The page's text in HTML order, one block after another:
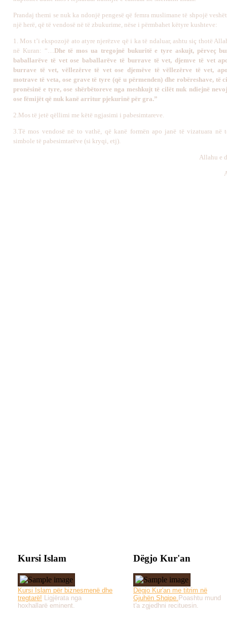
Prandaj themi se nuk ka ndonjë pengesë që femra muslimane të shpojë
një herë, që të vendosë në të zbukurime, nëse i përmbahet këtyre kushteve:
1. Mos t’i ekspozojë ato atyre njerëzve që i ka të ndaluar, ashtu siç thotë
në Kuran: “…Dhe të mos ua tregojnë bukuritë e tyre askujt, përveç
baballarëve të vet ose baballarëve të burrave të vet, djemve të vet
burrave të vet, vëllezërve të vet ose djemëve të vëllezërve të vet,
motrave të veta, ose grave të tyre (që u përmenden) dhe robëreshave, të
pronësinë e tyre, ose shërbëtoreve nga meshkujt të cilët nuk ndiejnë
ose fëmijët që nuk kanë arritur pjekurinë për gra.”
2.Mos të jetë qëllimi me këtë ngjasimi i pabesimtareve.
3.Të mos vendosë në to vathë, që kanë formën apo janë të vizatuara në
simbole të pabesimtarëve (si kryqi, etj).
Allahu e
Kursi Islam
Kursi Islam për biznesmenë dhe
tregtarë! Ligjërata nga
hoxhallarë eminent.
Dëgjo Kur'an
Dëgjo Kur'an me titrim në
Gjuhën Shqipe. Poashtu mund
t'a zgjedhni recituesin.